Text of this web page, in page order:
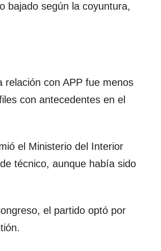
bajado según la coyuntura,
relación con APP fue menos
con antecedentes en el
el Ministerio del Interior
técnico, aunque había sido
el partido optó por